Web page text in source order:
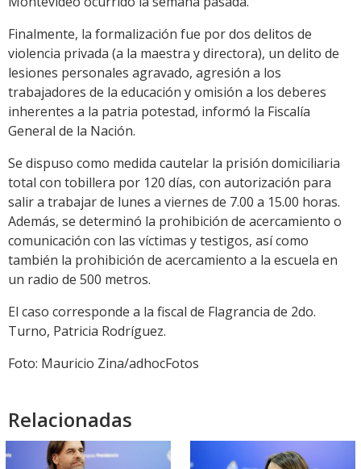
Finalmente, la formalización fue por dos delitos de
violencia privada (a la maestra y directora), un delito de
lesiones personales agravado, agresión a los
trabajadores de la educación y omisión a los deberes
inherentes a la patria potestad, informó la Fiscalía
General de la Nación.
Se dispuso como medida cautelar la prisión domiciliaria
total con tobillera por 120 días, con autorización para
salir a trabajar de lunes a viernes de 7.00 a 15.00 horas.
Además, se determinó la prohibición de acercamiento o
comunicación con las víctimas y testigos, así como
también la prohibición de acercamiento a la escuela en
un radio de 500 metros.
El caso corresponde a la fiscal de Flagrancia de 2do.
Turno, Patricia Rodríguez.
Foto: Mauricio Zina/adhocFotos
Relacionadas